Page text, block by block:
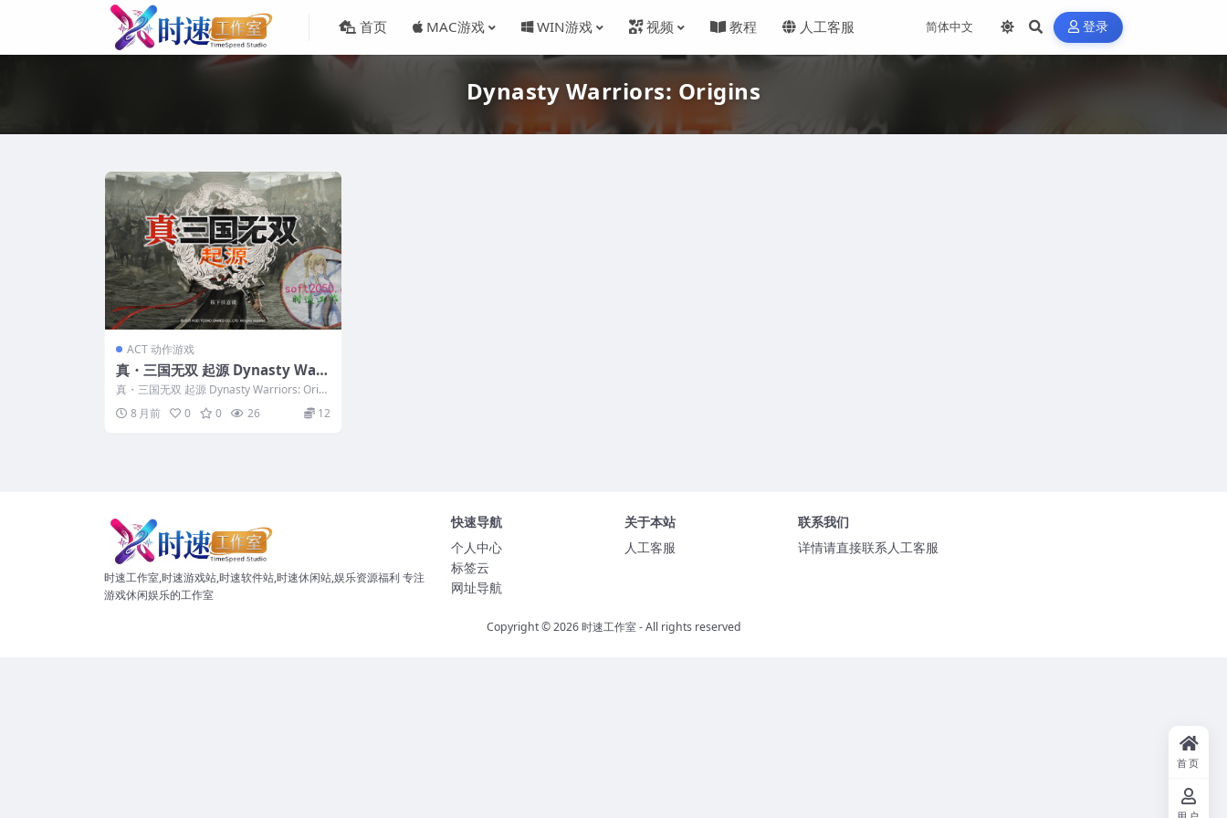
首页 MAC游戏 WIN游戏 视频 教程 人工客服 登录
Dynasty Warriors: Origins
ACT 动作游戏
真・三国无双 起源 Dynasty Warr
iors: Origins WIN游戏 PC电脑游
戏 适配系统WIN10 WIN11
真・三国无双 起源 Dynasty Warriors: Origi
8 月前 0 0 26 12
时速工作室,时速游戏站,时速软件站,时速休闲站,娱乐资源福利 专注
游戏休闲娱乐的工作室
快速导航
个人中心
标签云
网址导航
关于本站
人工客服
联系我们
详情请直接联系人工客服
Copyright © 2026时速工作室- All rights reserved
首页